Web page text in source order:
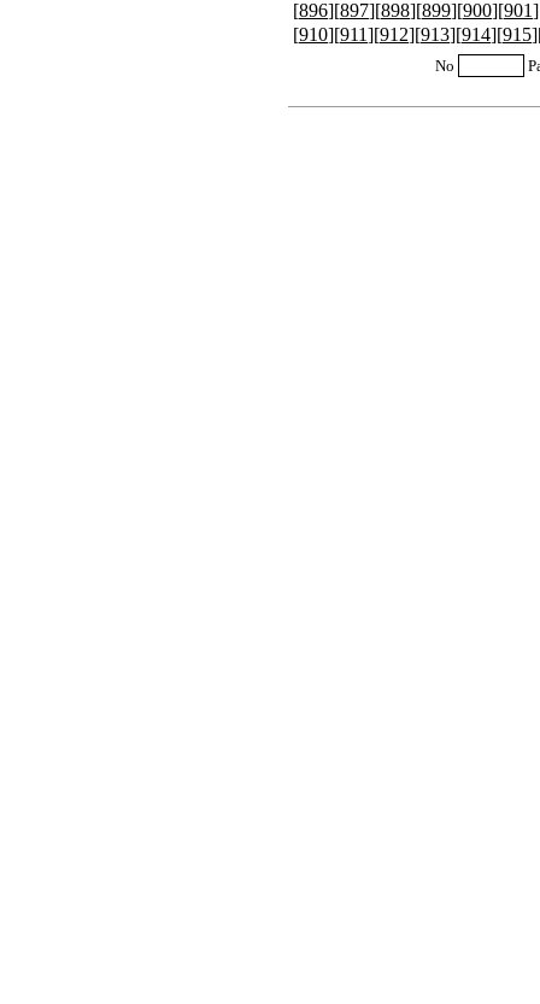
[896][897][898][899][900][901
[910][911][912][913][914][915
No